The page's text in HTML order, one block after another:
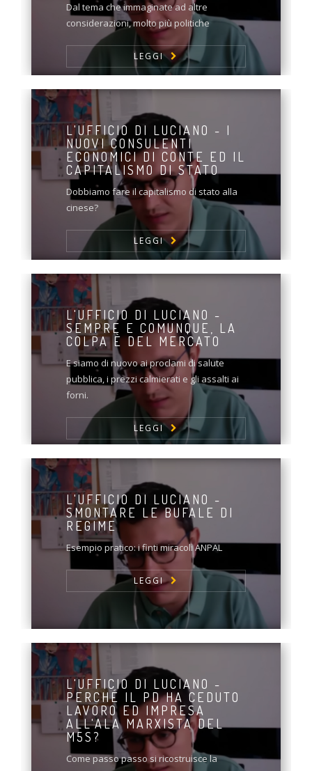
Dal tema che immaginate ad altre
considerazioni, molto più politiche
LEGGI
L'UFFICIO DI LUCIANO - I
NUOVI CONSULENTI
ECONOMICI DI CONTE ED IL
CAPITALISMO DI STATO
Dobbiamo fare il capitalismo di stato alla
cinese?
LEGGI
L'UFFICIO DI LUCIANO -
SEMPRE E COMUNQUE, LA
COLPA È DEL MERCATO
E siamo di nuovo ai proclami di salute
pubblica, i prezzi calmierati e gli assalti ai
forni.
LEGGI
L'UFFICIO DI LUCIANO -
SMONTARE LE BUFALE DI
REGIME
Esempio pratico: i finti miracoli ANPAL
LEGGI
L'UFFICIO DI LUCIANO -
PERCHÉ IL PD HA CEDUTO
LAVORO ED IMPRESA
ALL'ALA MARXISTA DEL
M5S?
Come passo passo si ricostruisce la